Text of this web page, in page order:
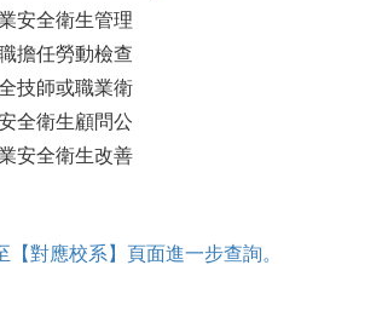
安全衛生管理
擔任勞動檢查
技師或職業衛
全衛生顧問公
安全衛生改善
對應校系】頁面進一步查詢。